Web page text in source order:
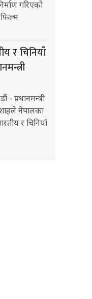
गरिएको
फिल्म
र चिनियाँ
- प्रधानमन्त्री
नेपालका
र चिनियाँ